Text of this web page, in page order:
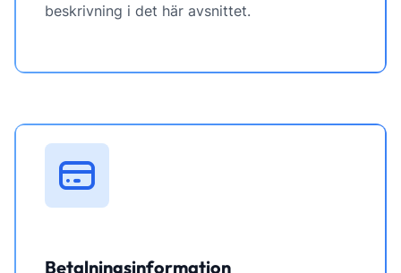
beskrivning i det här avsnittet.
Betalningsinformation